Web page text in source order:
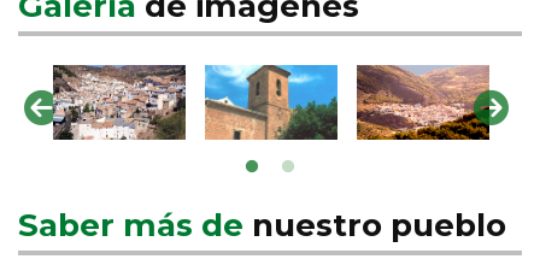
Saber más de nuestro pueblo